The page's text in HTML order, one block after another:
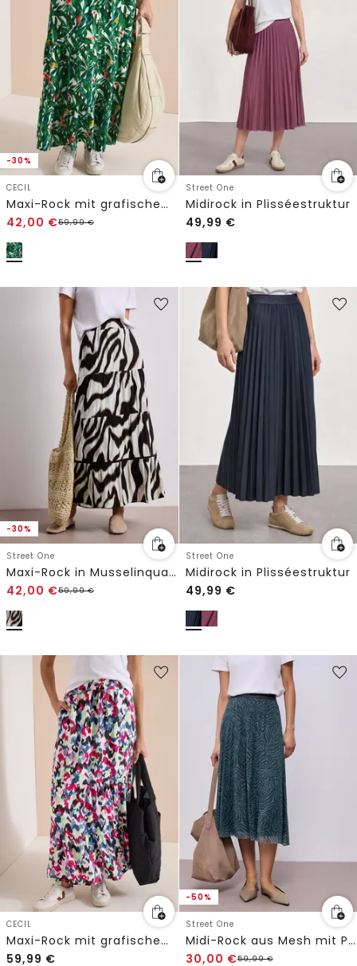
-30%
CECIL
Maxi-Rock mit grafischem Muster
42,00 €59,99€
Street One
Midirock in Plisséestruktur
49,99 €
-30%
Street One
Maxi-Rock in Musselinqualität mit Print
42,00 €59,99€
Street One
Midirock in Plisséestruktur
49,99 €
CECIL
Maxi-Rock mit grafischem Muster
59,99 €
-50%
Street One
Midi-Rock aus Mesh mit Plissée
30,00 €59,99€